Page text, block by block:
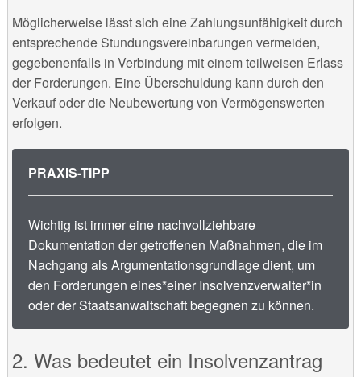
Möglicherweise lässt sich eine Zahlungsunfähigkeit durch
entsprechende Stundungsvereinbarungen vermeiden,
gegebenenfalls in Verbindung mit einem teilweisen Erlass
der Forderungen. Eine Überschuldung kann durch den
Verkauf oder die Neubewertung von Vermögenswerten
erfolgen.
PRAXIS-TIPP
Wichtig ist immer eine nachvollziehbare
Dokumentation der getroffenen Maßnahmen, die im
Nachgang als Argumentationsgrundlage dient, um
den Forderungen eines*einer Insolvenzverwalter*in
oder der Staatsanwaltschaft begegnen zu können.
Was bedeutet ein Insolvenzantrag